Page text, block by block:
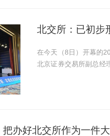
北交所：已初步
在今天（8日）开幕的
北京证券交易所副总经
办好北交所作为一件